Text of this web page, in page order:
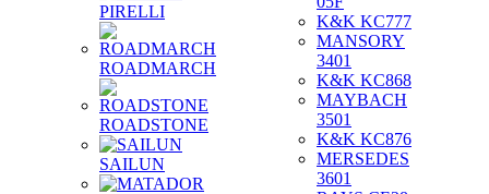
PIRELLI
ROADMARCH
ROADSTONE
SAILUN
K&K KC777
MANSORY
3401
K&K KC868
MAYBACH
3501
K&K KC876
MERSEDES
3601